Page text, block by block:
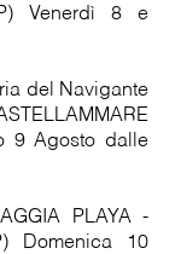
Venerdì 8 e
del Navigante
9 Agosto dalle
PLAYA -
Domenica 10